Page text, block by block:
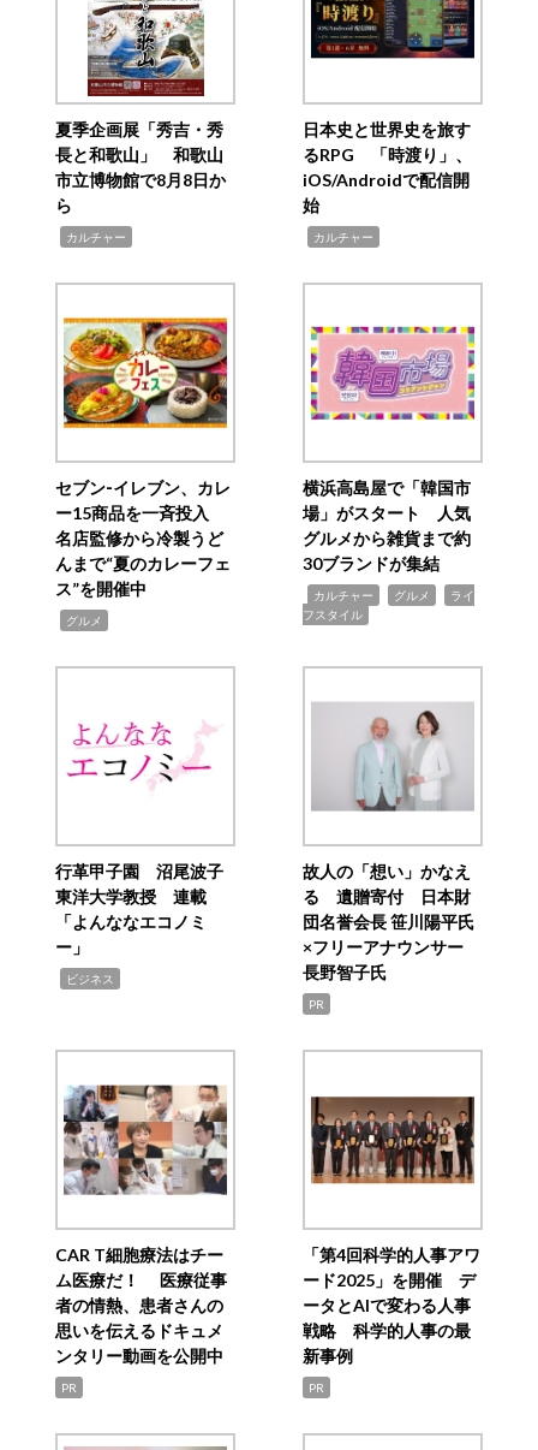
夏季企画展「秀吉・秀
長と和歌山」 和歌山
市立博物館で8月8日か
ら
カルチャー
日本史と世界史を旅す
るRPG 「時渡り」、
iOS/Androidで配信開
始
カルチャー
セブン‐イレブン、カレ
ー15商品を一斉投入
名店監修から冷製うど
んまで“夏のカレーフェ
ス”を開催中
グルメ
横浜高島屋で「韓国市
場」がスタート 人気
グルメから雑貨まで約
30ブランドが集結
カルチャー グルメ
ライ
フスタイル
行革甲子園 沼尾波子
東洋大学教授 連載
「よんななエコノミ
ー」
ビジネス
故人の「想い」かなえ
る 遺贈寄付 日本財
団名誉会長 笹川陽平氏
×フリーアナウンサー
長野智子氏
PR
CAR T細胞療法はチー
ム医療だ！ 医療従事
者の情熱、患者さんの
思いを伝えるドキュメ
ンタリー動画を公開中
PR
「第4回科学的人事アワ
ード2025」を開催 デ
ータとAIで変わる人事
戦略 科学的人事の最
新事例
PR